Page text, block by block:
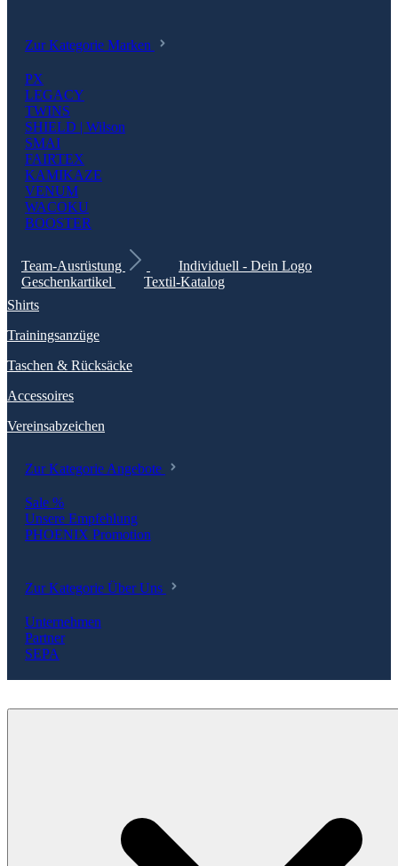
Zur Kategorie Marken
PX
LEGACY
TWINS
SHIELD | Wilson
SMAI
FAIRTEX
KAMIKAZE
VENUM
WACOKU
BOOSTER
Team-Ausrüstung
Individuell - Dein Logo
Geschenkartikel
Textil-Katalog
Shirts
Trainingsanzüge
Taschen & Rücksäcke
Accessoires
Vereinsabzeichen
Zur Kategorie Angebote
Sale %
Unsere Empfehlung
PHOENIX Promotion
Zur Kategorie Über Uns
Unternehmen
Partner
SEPA